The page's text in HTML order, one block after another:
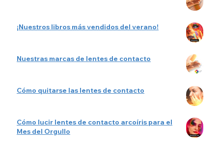
¡Nuestros libros más vendidos del verano!
Nuestras marcas de lentes de contacto
Cómo quitarse las lentes de contacto
Cómo lucir lentes de contacto arcoíris para el
Mes del Orgullo